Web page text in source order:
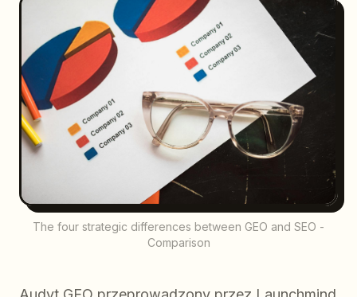
The four strategic differences between GEO and SEO -
Comparison